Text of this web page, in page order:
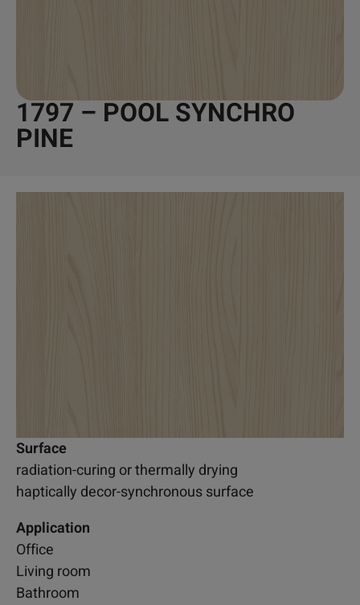
1797 – POOL SYNCHRO
PINE
Surface
radiation-curing or thermally drying
haptically decor-synchronous surface
Application
Office
Living room
Bathroom